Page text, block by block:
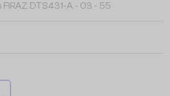
DTS431-A - 03 - 55